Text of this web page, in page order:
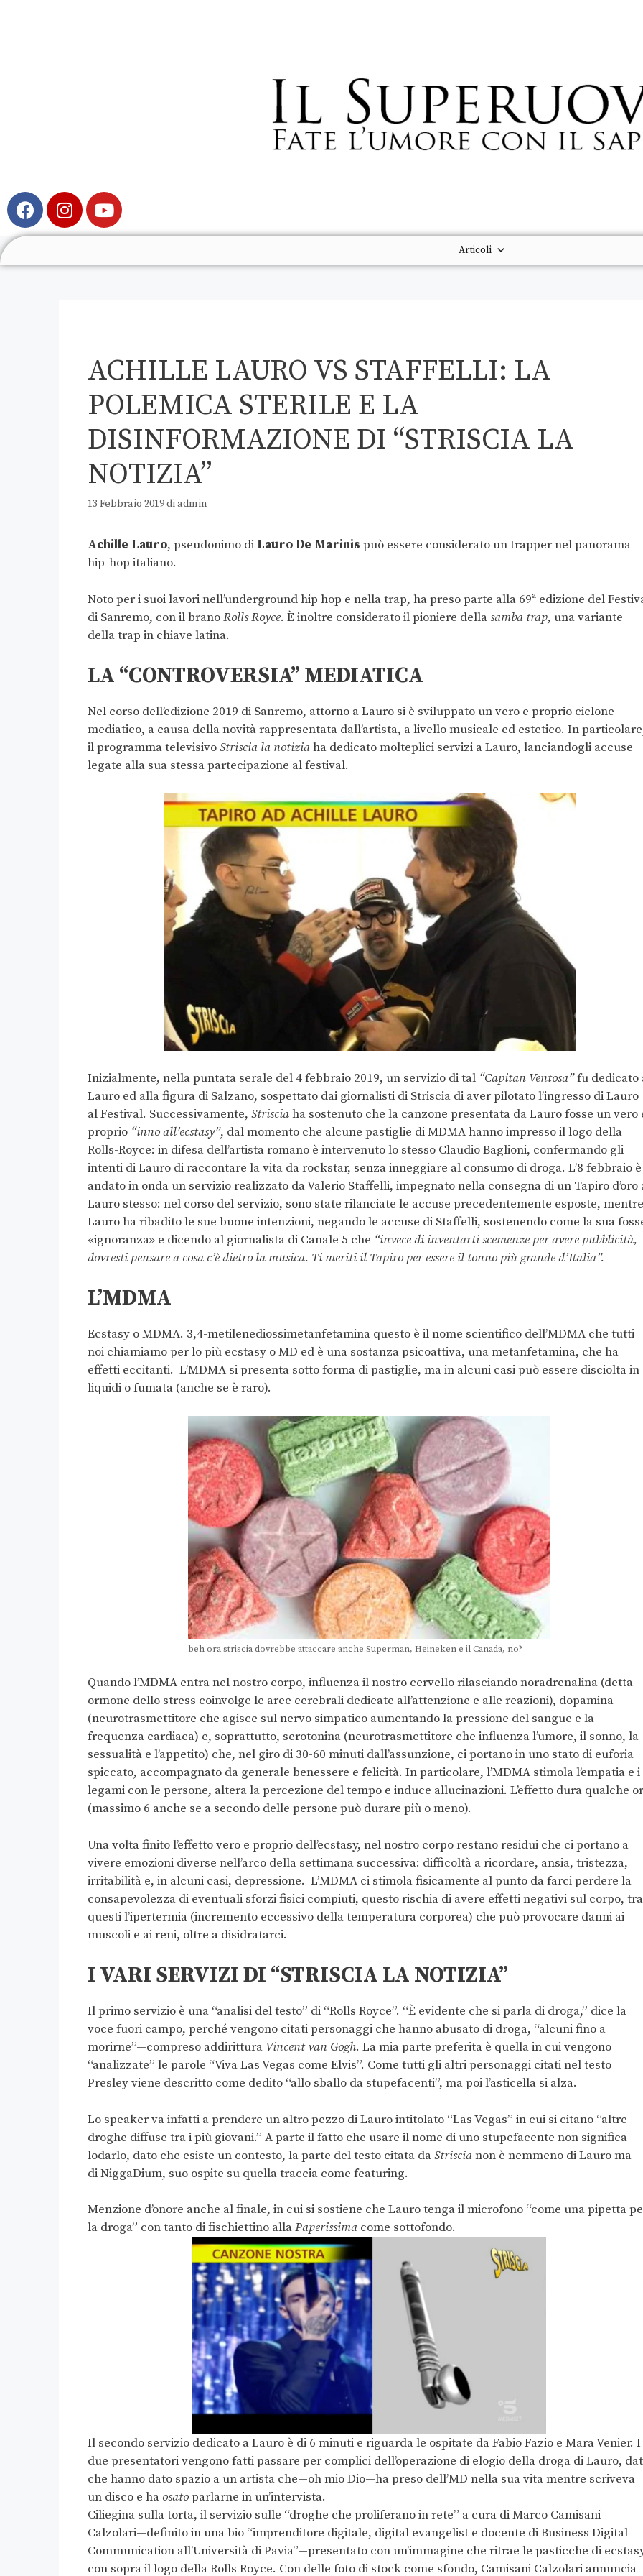
Articoli
ACHILLE LAURO VS STAFFELLI: LA
POLEMICA STERILE E LA
DISINFORMAZIONE DI “STRISCIA LA
NOTIZIA”
13 Febbraio 2019diadmin
Achille Lauro, pseudonimo di Lauro De Marinis può essere considerato un trapper nel panorama
hip-hop italiano.
Noto per i suoi lavori nell’underground hip hop e nella trap, ha preso parte alla 69ª edizione del
di Sanremo, con il branoRolls Royce. È inoltre considerato il pioniere dellasamba trap, una variante
della trap in chiave latina.
LA “CONTROVERSIA” MEDIATICA
Nel corso dell’edizione 2019 di Sanremo, attorno a Lauro si è sviluppato un vero e proprio ciclone
mediatico, a causa della novità rappresentata dall’artista, a livello musicale ed estetico. In
il programma televisivoStriscia la notiziaha dedicato molteplici servizi a Lauro, lanciandogli accuse
legate alla sua stessa partecipazione al festival.
Inizialmente, nella puntata serale del 4 febbraio 2019, un servizio di tal “Capitan Ventosa”fu dedicato
Lauro ed alla figura di Salzano, sospettato dai giornalisti di Striscia di aver pilotato l’ingresso di Lauro
al Festival. Successivamente, Strisciaha sostenuto che la canzone presentata da Lauro fosse un vero
proprio “inno all’ecstasy”, dal momento che alcune pastiglie di MDMA hanno impresso il logo della
Rolls-Royce: in difesa dell’artista romano è intervenuto lo stesso Claudio Baglioni, confermando gli
intenti di Lauro di raccontare la vita da rockstar, senza inneggiare al consumo di droga. L’8 febbraio è
andato in onda un servizio realizzato da Valerio Staffelli, impegnato nella consegna di un Tapiro d’oro
Lauro stesso: nel corso del servizio, sono state rilanciate le accuse precedentemente esposte, mentre
Lauro ha ribadito le sue buone intenzioni, negando le accuse di Staffelli, sostenendo come la sua
«ignoranza» e dicendo al giornalista di Canale 5 che “invece di inventarti scemenze per avere pubblicità,
dovresti pensare a cosa c’è dietro la musica. Ti meriti il Tapiro per essere il tonno più grande d’Italia”.
L’MDMA
Ecstasy o MDMA. 3,4-metilenediossimetanfetamina questo è il nome scientifico dell’MDMA che tutti
noi chiamiamo per lo più ecstasy o MD ed è una sostanza psicoattiva, una metanfetamina, che ha
effetti eccitanti. L’MDMA si presenta sotto forma di pastiglie, ma in alcuni casi può essere disciolta in
liquidi o fumata (anche se è raro).
beh ora striscia dovrebbe attaccare anche Superman, Heineken e il Canada, no?
Quando l’MDMA entra nel nostro corpo, influenza il nostro cervello rilasciando noradrenalina (detta
ormone dello stress coinvolge le aree cerebrali dedicate all’attenzione e alle reazioni), dopamina
(neurotrasmettitore che agisce sul nervo simpatico aumentando la pressione del sangue e la
frequenza cardiaca) e, soprattutto, serotonina (neurotrasmettitore che influenza l’umore, il sonno, la
sessualità e l’appetito) che, nel giro di 30-60 minuti dall’assunzione, ci portano in uno stato di euforia
spiccato, accompagnato da generale benessere e felicità. In particolare, l’MDMA stimola l’empatia e i
legami con le persone, altera la percezione del tempo e induce allucinazioni. L’effetto dura qualche
(massimo 6 anche se a secondo delle persone può durare più o meno).
Una volta finito l’effetto vero e proprio dell’ecstasy, nel nostro corpo restano residui che ci portano a
vivere emozioni diverse nell’arco della settimana successiva: difficoltà a ricordare, ansia, tristezza,
irritabilità e, in alcuni casi, depressione. L’MDMA ci stimola fisicamente al punto da farci perdere la
consapevolezza di eventuali sforzi fisici compiuti, questo rischia di avere effetti negativi sul corpo, tra
questi l’ipertermia (incremento eccessivo della temperatura corporea) che può provocare danni ai
muscoli e ai reni, oltre a disidratarci.
I VARI SERVIZI DI “STRISCIA LA NOTIZIA”
Il primo servizio è una “analisi del testo” di “Rolls Royce”. “È evidente che si parla di droga,” dice la
voce fuori campo, perché vengono citati personaggi che hanno abusato di droga, “alcuni fino a
morirne”—compreso addirittura Vincent van Gogh. La mia parte preferita è quella in cui vengono
“analizzate” le parole “Viva Las Vegas come Elvis”. Come tutti gli altri personaggi citati nel testo
Presley viene descritto come dedito “allo sballo da stupefacenti”, ma poi l’asticella si alza.
Lo speaker va infatti a prendere un altro pezzo di Lauro intitolato “Las Vegas” in cui si citano “altre
droghe diffuse tra i più giovani.” A parte il fatto che usare il nome di uno stupefacente non significa
lodarlo, dato che esiste un contesto, la parte del testo citata daStriscianon è nemmeno di Lauro ma
di NiggaDium, suo ospite su quella traccia come featuring.
Menzione d’onore anche al finale, in cui si sostiene che Lauro tenga il microfono “come una pipetta
la droga” con tanto di fischiettino allaPaperissima come sottofondo.
Il secondo servizio dedicato a Lauro è di 6 minuti e riguarda le ospitate da Fabio Fazio e Mara Venier. I
due presentatori vengono fatti passare per complici dell’operazione di elogio della droga di Lauro,
che hanno dato spazio a un artista che—oh mio Dio—ha preso dell’MD nella sua vita mentre scriveva
un disco e ha osatoparlarne in un’intervista.
Ciliegina sulla torta, il servizio sulle “droghe che proliferano in rete” a cura di Marco Camisani
Calzolari—definito in una bio “imprenditore digitale, digital evangelist e docente di Business Digital
Communication all’Università di Pavia”—presentato con un’immagine che ritrae le pasticche di
con sopra il logo della Rolls Royce. Con delle foto di stock come sfondo, Camisani Calzolari annuncia